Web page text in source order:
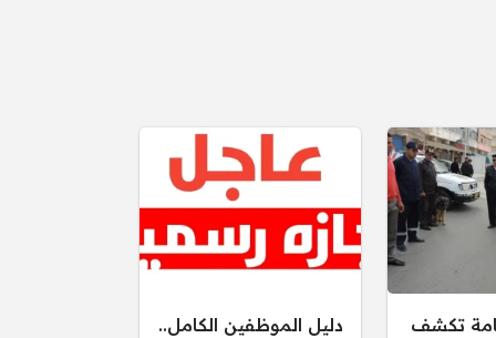
تكشف
دليل الموظفين الكامل..